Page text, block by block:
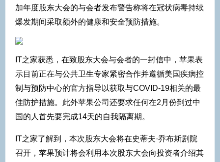
加年度股东大会的与会者发布警告称将在冠状病毒持续
爆发期间采取额外的健康和安全预防措施。
IT之家获悉，在致股东大会与会者的一封信中， 苹果表
示目前正在与公共卫生专家紧密合作并遵循美国疾病控
制与预防中心的官方指导以获取与COVID-19相关的最
佳防护措施。此外苹果公司还要求任何在2月份到过中
国的人首先要完成14天的自我隔离期。
IT之家了解到，本次股东大会将在史蒂夫·乔布斯剧院
召开，苹果预计将会利用本次股东大会向投资者介绍其